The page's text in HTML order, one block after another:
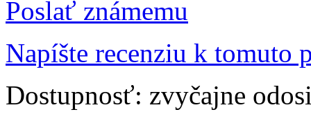
Poslať známemu
Napíšte recenziu k tomuto
Dostupnosť: zvyčajne